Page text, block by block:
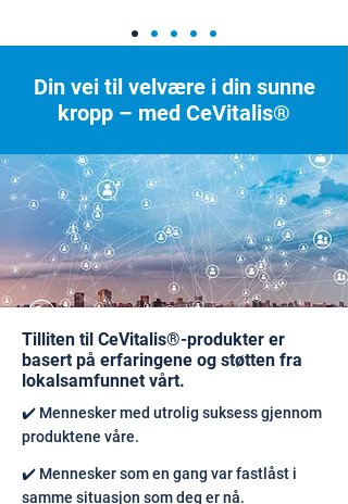
Din vei til velvære i din sunne
kropp – med CeVitalis®
Tilliten til CeVitalis®-produkter er
basert på erfaringene og støtten fra
lokalsamfunnet vårt.
✔️ Mennesker med utrolig suksess gjennom
produktene våre.
✔️ Mennesker som en gang var fastlåst i
samme situasjon som deg er nå.